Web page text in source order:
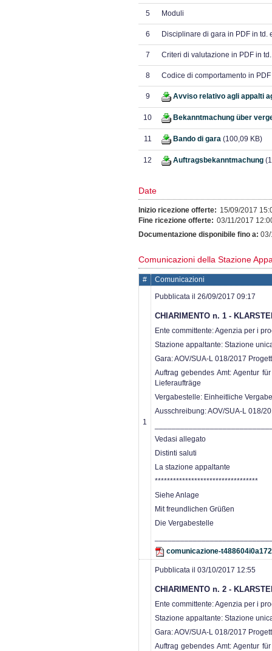
5 Moduli
6 Disciplinare di gara in PDF in td.
7 Criteri di valutazione in PDF in
8 Codice di comportamento in PDF
9 Avviso relativo agli appalti
10 Bekanntmachung über
11 Bando di gara (100,09 KB)
12 Auftragsbekanntmachung
Date
Inizio ricezione offerte: 15/09/2017
Fine ricezione offerte: 03/11/2017
Documentazione disponibile fino a:
Comunicazioni della Stazione
# Comunicazioni
1
Pubblicata il 26/09/2017 09:17
CHIARIMENTO n. 1 -
Ente committente: Agenzia per i
Stazione appaltante: Stazione
Gara: AOV/SUA-L 018/2017
Auftrag gebendes Amt: Agentur
Lieferaufträge
Vergabestelle: Einheitliche
Ausschreibung: AOV/SUA-L 018/
Vedasi allegato
Distinti saluti
La stazione appaltante
**********************************
Siehe Anlage
Mit freundlichen Grüßen
Die Vergabestelle
comunicazione-
Pubblicata il 03/10/2017 12:55
CHIARIMENTO n. 2 -
Ente committente: Agenzia per i
Stazione appaltante: Stazione
Gara: AOV/SUA-L 018/2017
Auftrag gebendes Amt: Agentur